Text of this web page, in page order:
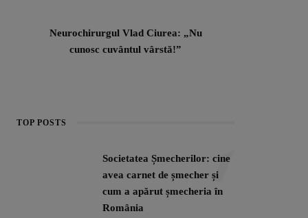
Neurochirurgul Vlad Ciurea: „Nu
cunosc cuvântul vârstă!”
TOP POSTS
Societatea Șmecherilor: cine
avea carnet de șmecher și
cum a apărut șmecheria în
România
1